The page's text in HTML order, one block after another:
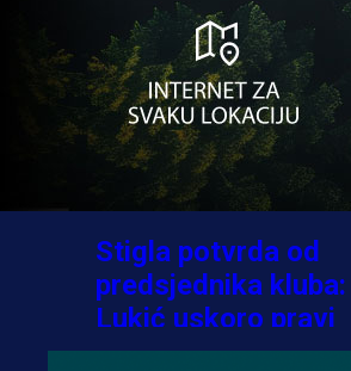
A Selekcija
Jovo Lukić ima
Trener Cluja
potvrdio veliki
4 dan 55 min
A Selekcija
Stigla potvrda od
predsjednika
Lukić uskoro pravi
transfer!?